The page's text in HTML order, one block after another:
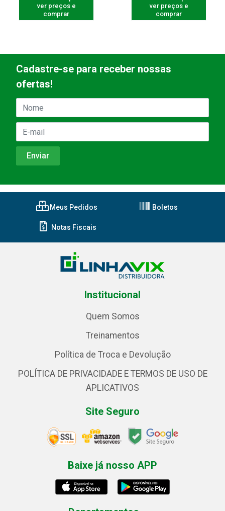
ver preços e
comprar
ver preços e
comprar
Cadastre-se para receber nossas
ofertas!
Meus Pedidos Boletos
Notas Fiscais
Institucional
Quem Somos
Treinamentos
Política de Troca e Devolução
POLÍTICA DE PRIVACIDADE E TERMOS DE USO DE
APLICATIVOS
Site Seguro
Baixe já nosso APP